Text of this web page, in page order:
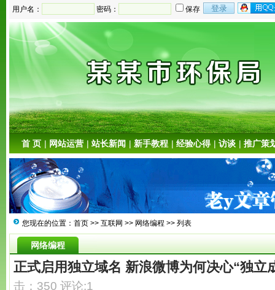
用户名： 密码： 保存
首 页 | 网站运营 |站长新闻 | 新手教程 | 经验心得 | 访谈 | 推广策
您现在的位置： 首页 >> 互联网 >> 网络编程 >> 列表
网络编程
正式启用独立域名 新浪微博为何决心“独立
击：350 评论:1